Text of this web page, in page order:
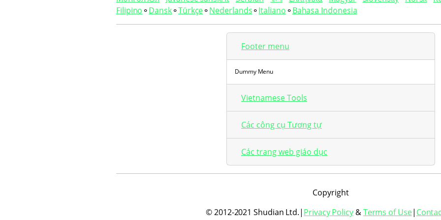
Filipino ⚬Dansk⚬Türkçe⚬Nederlands⚬Italiano ⚬Bahasa Indonesia
Footer menu
Dummy Menu
Vietnamese Tools
Các công cụ Tương tự
Các trang web giáo dục
Copyright
© 2012-2021 Shudian Ltd.| Privacy Policy&Terms of Use|